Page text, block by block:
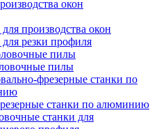
окон
производства окон
резки профиля
пилы
пилы
фрезерные станки по
станки по алюминию
станки для